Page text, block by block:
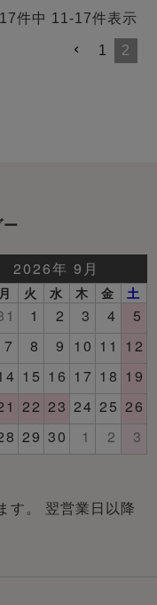
17件中 11-17件表示
1 2
す。 翌営業日以降